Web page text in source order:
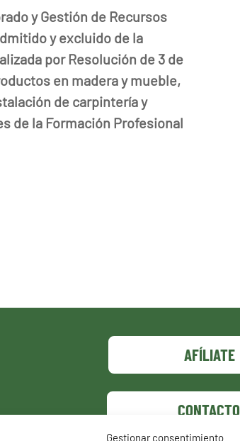
Gestionar consentimiento
y Gestión de Recursos
y excluido de la
por Resolución de 3 de
en madera y mueble,
de carpintería y
de la Formación Profesional
AFÍLIATE
CONTACTO